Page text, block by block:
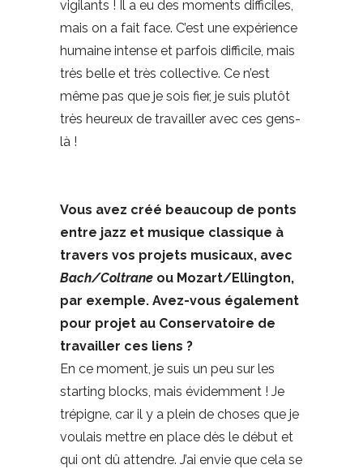
vigilants ! Il a eu des moments difficiles,
mais on a fait face. C’est une expérience
humaine intense et parfois difficile, mais
très belle et très collective. Ce n’est
même pas que je sois fier, je suis plutôt
très heureux de travailler avec ces gens-
là !
Vous avez créé beaucoup de ponts
entre jazz et musique classique à
travers vos projets musicaux, avec
Bach/Coltrane ou Mozart/Ellington,
par exemple. Avez-vous également
pour projet au Conservatoire de
travailler ces liens ?
En ce moment, je suis un peu sur les
starting blocks, mais évidemment ! Je
trépigne, car il y a plein de choses que je
voulais mettre en place dès le début et
qui ont dû attendre. J’ai envie que cela se